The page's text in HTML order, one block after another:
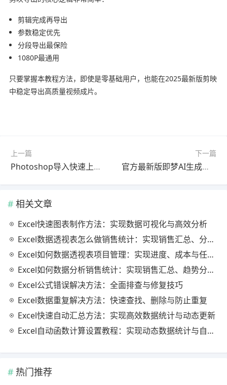
剪辑完成再导出
参数稳定优先
分段导出最保险
1080P最通用
只要掌握本教程方法，即使是零基础用户，也能在2025最新版剪映
中稳定导出高质量视频成片。
上一篇
Photoshop导入快速上手教程官方最新版完整解析
下一篇
官方最新版即梦AI生成使用教程教程｜最新方法
相关文章
Excel快速图表制作方法：实现数据可视化与高效分析
Excel数据透视表怎么做销售统计：实现销售汇总、分析与动态监控
Excel如何数据透视表项目管理：实现进度、成本与任务的高效分析
Excel如何数据分析销售统计：实现销售汇总、趋势分析与业绩优化
Excel公式错误解决方法：全面排查与修复技巧
Excel数据重复解决方法：快速查找、删除与防止重复
Excel快速自动汇总方法：实现高效数据统计与动态更新
Excel自动函数计算设置教程：实现动态数据统计与自动更新
热门推荐